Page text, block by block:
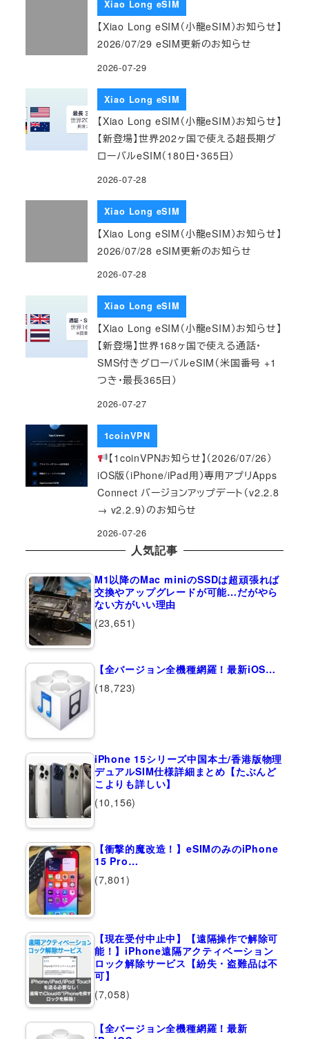
Xiao Long eSIM
【Xiao Long eSIM（小龍eSIM）お知らせ】
2026/07/29 eSIM更新のお知らせ
2026-07-29
Xiao Long eSIM
【Xiao Long eSIM（小龍eSIM）お知らせ】
【新登場】世界202ヶ国で使える超長期グ
ローバルeSIM（180日・365日）
2026-07-28
Xiao Long eSIM
【Xiao Long eSIM（小龍eSIM）お知らせ】
2026/07/28 eSIM更新のお知らせ
2026-07-28
Xiao Long eSIM
【Xiao Long eSIM（小龍eSIM）お知らせ】
【新登場】世界168ヶ国で使える通話・
SMS付きグローバルeSIM（米国番号 +1
つき・最長365日）
2026-07-27
1coinVPN
【1coinVPNお知らせ】（2026/07/26）
iOS版（iPhone/iPad用）専用アプリApps
Connect バージョンアップデート（v2.2.8
→ v2.2.9）のお知らせ
2026-07-26
人気記事
M1以降のMac miniのSSDは超頑張れば
交換やアップグレードが可能…だがやら
ない方がいい理由
(23,651)
【全バージョン全機種網羅！最新iOS…
(18,723)
iPhone 15シリーズ中国本土/香港版物理
デュアルSIM仕様詳細まとめ【たぶんど
こよりも詳しい】
(10,156)
【衝撃的魔改造！】eSIMのみのiPhone
15 Pro…
(7,801)
【現在受付中止中】【遠隔操作で解除可
能！】iPhone遠隔アクティベーション
ロック解除サービス【紛失・盗難品は不
可】
(7,058)
【全バージョン全機種網羅！最新